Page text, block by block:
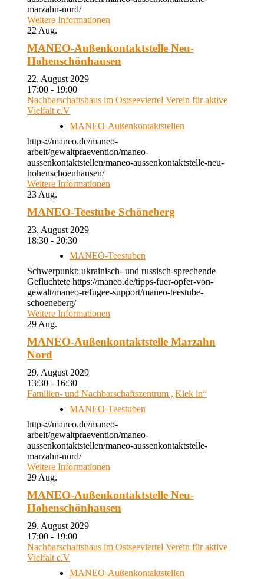
marzahn-nord/
Weitere Informationen
22 Aug.
MANEO-Außenkontaktstelle Neu-
Hohenschönhausen
22. August 2029
17:00 - 19:00
Nachbarschaftshaus im Ostseeviertel Verein für aktive
Vielfalt e.V
MANEO-Außenkontaktstellen
https://maneo.de/maneo-
arbeit/gewaltpraevention/maneo-
aussenkontaktstellen/maneo-aussenkontaktstelle-neu-
hohenschoenhausen/
Weitere Informationen
23 Aug.
MANEO-Teestube Schöneberg
23. August 2029
18:30 - 20:30
MANEO-Teestuben
Schwerpunkt: ukrainisch- und russisch-sprechende
Geflüchtete https://maneo.de/tipps-fuer-opfer-von-
gewalt/maneo-refugee-support/maneo-teestube-
schoeneberg/
Weitere Informationen
29 Aug.
MANEO-Außenkontaktstelle Marzahn
Nord
29. August 2029
13:30 - 16:30
Familien- und Nachbarschaftszentrum „Kiek in“
MANEO-Teestuben
https://maneo.de/maneo-
arbeit/gewaltpraevention/maneo-
aussenkontaktstellen/maneo-aussenkontaktstelle-
marzahn-nord/
Weitere Informationen
29 Aug.
MANEO-Außenkontaktstelle Neu-
Hohenschönhausen
29. August 2029
17:00 - 19:00
Nachbarschaftshaus im Ostseeviertel Verein für aktive
Vielfalt e.V
MANEO-Außenkontaktstellen